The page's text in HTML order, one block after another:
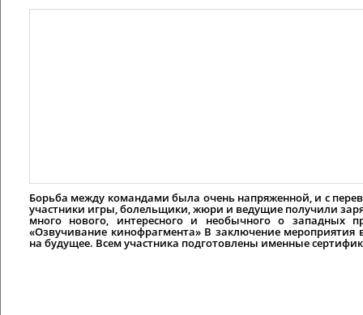
Борьба между командами была очень напряженной, и с
участники игры, болельщики, жюри и ведущие получили
много нового, интересного и необычного о западных
«Озвучивание кинофрагмента» В заключение
на будущее. Всем участника подготовлены именные